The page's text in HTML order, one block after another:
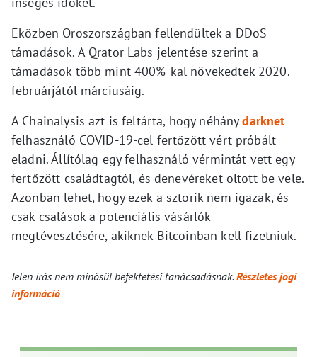
Eközben Oroszországban fellendültek a DDoS
támadások. A Qrator Labs jelentése szerint a
támadások több mint 400%-kal növekedtek 2020.
februárjától márciusáig.
A Chainalysis azt is feltárta, hogy néhánydarknet
felhasználó COVID-19-cel fertőzött vért próbált
eladni. Állítólag egy felhasználó vérmintát vett egy
fertőzött családtagtól, és denevéreket oltott be vele.
Azonban lehet, hogy ezek a sztorik nem igazak, és
csak csalások a potenciális vásárlók
megtévesztésére, akiknek Bitcoinban kell fizetniük.
Jelen írás nem minősül befektetési tanácsadásnak.Részletes jogi
információ